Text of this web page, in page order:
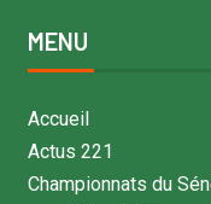
MENU
Accueil
Actus 221
Championnats du